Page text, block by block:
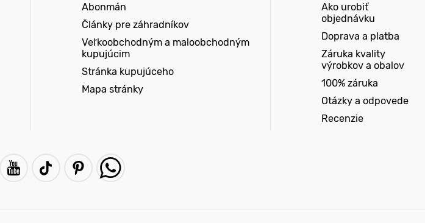
Abonmán
Články pre záhradníkov
Veľkoobchodným a maloobchodným
kupujúcim
Stránka kupujúceho
Mapa stránky
Ako urobiť
objednávku
Doprava a platba
Záruka kvality
výrobkov a obalov
100% záruka
Otázky a odpovede
Recenzie